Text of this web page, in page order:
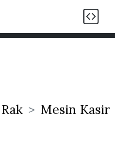
Mesin Kasir